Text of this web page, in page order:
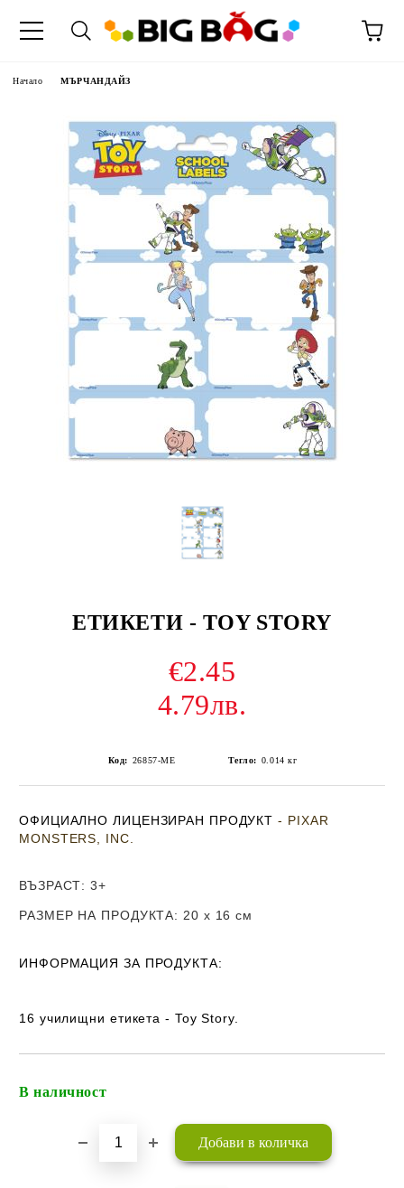
Начало МЪРЧАНДАЙЗ
ЕТИКЕТИ - TOY STORY
€2.45
4.79лв.
Код: 26857-ME Тегло: 0.014 кг
ОФИЦИАЛНО ЛИЦЕНЗИРАН ПРОДУКТ- PIXAR
MONSTERS, INC.
ВЪЗРАСТ: 3+
РАЗМЕР НА ПРОДУКТА: 20 x 16 см
ИНФОРМАЦИЯ ЗА ПРОДУКТА:
16 училищни етикета - Toy Story.
В наличност